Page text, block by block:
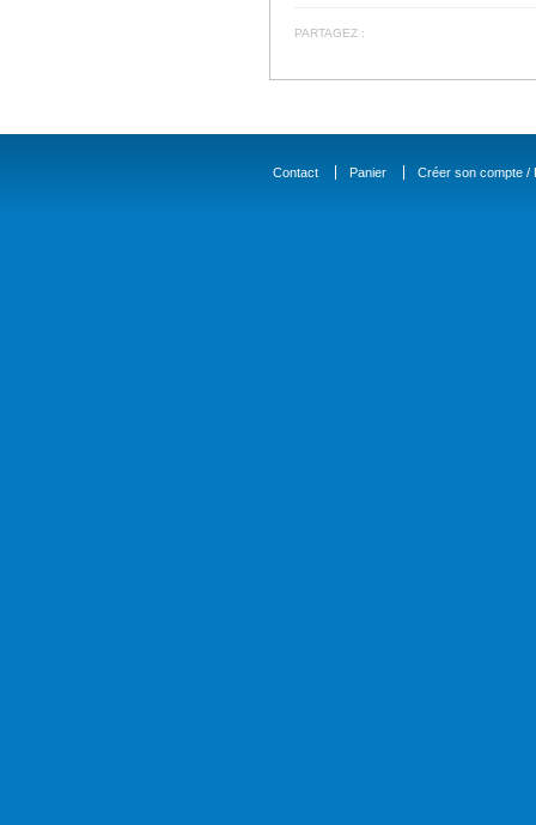
PARTAGEZ :
Contact Panier Créer son compte /